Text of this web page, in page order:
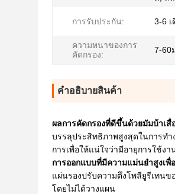
การรับประกัน: 3-6
ความหนาของการ
คัดกรอง:
7-60
คําอธิบายสินค้า
ผลการคัดกรองที่ดีขึ้นด้วยมัมบ้าเสื่
บรรลุประสิทธิภาพสูงสุดในการทำ
การเพื่อให้แน่ใจว่ามีอายุการใช้
การออกแบบที่มีความแม่นยำสูงเ
แผ่นรองปรับความตึงโพลียูรีเทน
โดยไม่ได้วางแผน